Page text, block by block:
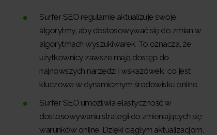
Surfer SEO regularnie aktualizuje swoje
algorytmy, aby dostosowywać się do zmian w
algorytmach wyszukiwarek. To oznacza, że
użytkownicy zawsze mają dostęp do
najnowszych narzędzi i wskazówek, co jest
kluczowe w dynamicznym środowisku online.
Surfer SEO umożliwia elastyczność w
dostosowywaniu strategii do zmieniających się
warunków online. Dzięki ciągłym aktualizacjom,